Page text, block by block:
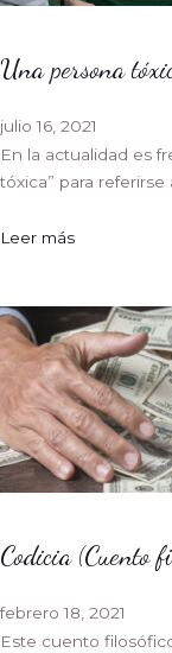
Una persona
julio 16, 2021
En la actualidad es
tóxica” para referirse
Leer más
Codicia (Cuento
febrero 18, 2021
Este cuento